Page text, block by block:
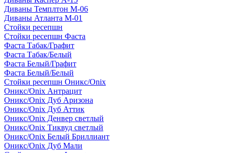
Диваны Темплтон М-06
Диваны Атланта М-01
Стойки ресепшн
Стойки ресепшн Фаста
Фаста Табак/Графит
Фаста Табак/Белый
Фаста Белый/Графит
Фаста Белый/Белый
Стойки ресепшн Оникс/Onix
Оникс/Onix Антрацит
Оникс/Onix Дуб Аризона
Оникс/Onix Дуб Аттик
Оникс/Onix Денвер светлый
Оникс/Onix Тиквуд светлый
Оникс/Onix Белый Бриллиант
Оникс/Onix Дуб Мали